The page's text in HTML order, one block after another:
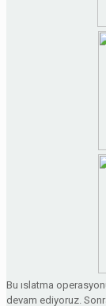
Bu ıslatma
devam ediyoruz.